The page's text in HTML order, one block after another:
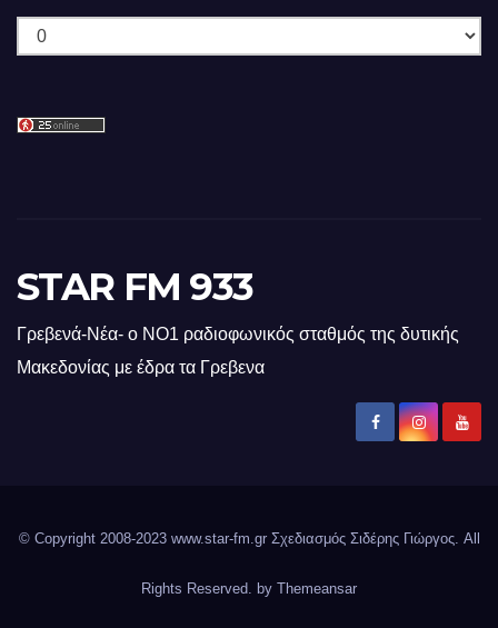
Ιστορικό
STAR FM 933
Γρεβενά-Νέα- ο ΝΟ1 ραδιοφωνικός σταθμός της δυτικής
Μακεδονίας με έδρα τα Γρεβενα
© Copyright 2008-2023 www.star-fm.gr Σχεδιασμός Σιδέρης Γιώργος. All
Rights Reserved. by Themeansar